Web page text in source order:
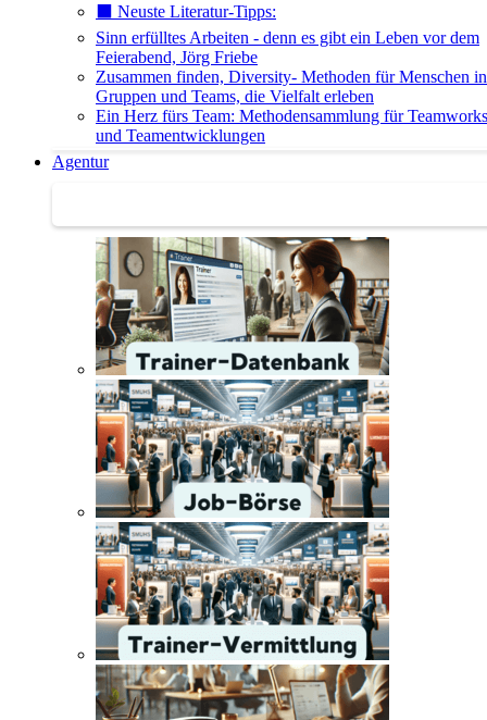
⬛️ Neuste Literatur-Tipps:
Sinn erfülltes Arbeiten - denn es gibt ein Leben vor dem
Feierabend, Jörg Friebe
Zusammen finden, Diversity- Methoden für Menschen in
Gruppen und Teams, die Vielfalt erleben
Ein Herz fürs Team: Methodensammlung für
und Teamentwicklungen
Agentur